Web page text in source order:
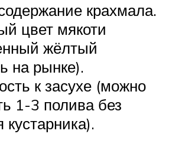
крахмала.
цвет мякоти
жёлтый
на рынке).
к засухе (можно
1-3 полива без
кустарника).